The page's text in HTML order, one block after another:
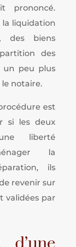
prononcé.
la liquidation
des biens
des
un peu plus
notaire.
est
si les deux
liberté
la
ils
revenir sur
validées par